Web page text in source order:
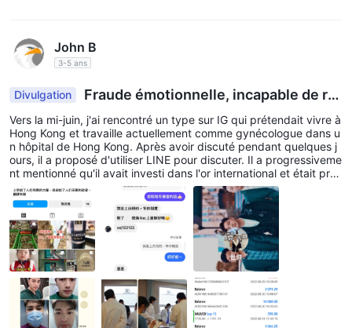
John B
3-5 ans
Divulgation
Fraude émotionnelle, incapable de ret
irer de l'argent
Vers la mi-juin, j'ai rencontré un type sur IG qui prétendait vivre à
Hong Kong et travaille actuellement comme gynécologue dans u
n hôpital de Hong Kong. Après avoir discuté pendant quelques j
ours, il a proposé d'utiliser LINE pour discuter. Il a progressiveme
nt mentionné qu'il avait investi dans l'or international et était prêt
à m'apprendre à investir ensemble. Pendant cette période, il a é
galement commencé à me poursuivre, tissant ensemble pour ga
gner de l'argent, travaillant dur pour l'avenir et créant une vie me
illeure. Il a également publié des photos de travail et indiqué où il
se trouvait. Et de créer le sentiment de travailler à l'hôpital pend
ant l'appel pour réduire ma vigilance. Plus tard, il m'a demandé d
e suivre ses instructions, de télécharger Binance, MT5 et Pandor
a Finance Co., et d'apprendre à trader étape par étape. Au débu
t, avec seulement un petit investissement, il y avait un profit, ce
qui m'a fait me sentir incroyable et douteux. Il a exprimé sa volo
nté de financer 10 000 USDT avec sa confiance et sa détermina